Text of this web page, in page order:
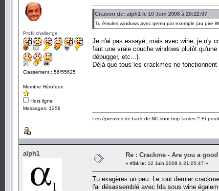
Profil challenge
Classement : 56/55625
Membre Héroïque
Hors ligne
Messages: 1258
Citation de: alph1 le 10 Juin 2008 à 20:22:07
Tu émules windows avec qemu par exemple (au pire
Je n'ai pas essayé, mais avec wine, je n'y
faut une vraie couche windows plutôt
débugger, etc...).
Déjà que tous les crackmes ne
Les épreuves de hack de NC sont trop faciles ? Et
alph1 Re : Crackme - Are you a
« #34 le: 12 Juin 2008 à 21:05:47 »
Tu exagères un peu. Le tout dernier
l'ai désassemblé avec Ida sous wine